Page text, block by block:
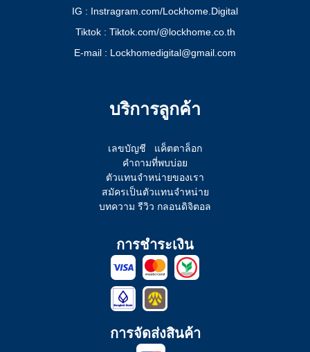
IG : Instragram.com/Lockhome.Digital
Tiktok : Tiktok.com/@lockhome.co.th
E-mail : Lockhomedigital@gmail.com
บริการลูกค้า
เลขบัญชี
แค็ตตาล็อก
คำถามที่พบบ่อย
ตัวแทนจำหน่ายของเรา
สมัครเป็นตัวแทนจำหน่าย
บทความ รีวิว กลอนดิจิตอล
การชำระเงิน
การจัดส่งสินค้า